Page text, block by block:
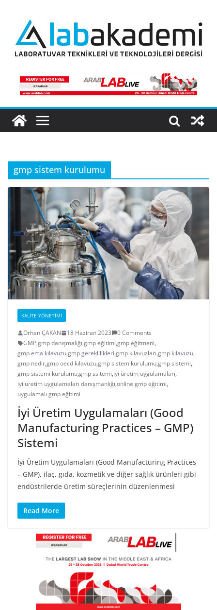
content
gmp sistem kurulumu
KALITE YÖNETIMI
Orhan ÇAKAN 18 Haziran 2023
0 Comments
GMP,gmp danışmalığı,gmp eğitimi,gmp eğitmeni,
gmp ema kılavuzu,gmp gereklilikleri,gmp kılavuzları,gmp kılavuzu,
gmp nedir,gmp oecd kılavuzu,gmp sistem kurulumu,gmp sistemi,
gmp sistemi kurulumu,gmp ssitemi,iyi üretim uygulamaları,
iyi üretim uygulamaları danışmanlığı,online gmp eğitimi,
uygulamalı gmp eğitimi
İyi Üretim Uygulamaları (Good
Manufacturing Practices – GMP)
Sistemi
İyi Üretim Uygulamaları (Good Manufacturing Practices
– GMP), ilaç, gıda, kozmetik ve diğer sağlık ürünleri gibi
endüstrilerde üretim süreçlerinin düzenlenmesi
Read More